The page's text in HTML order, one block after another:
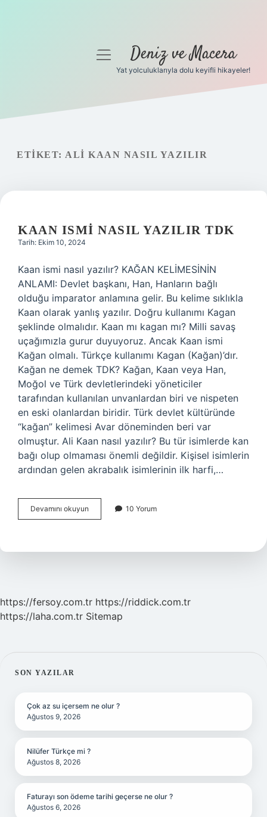
Gizlilik Politikası
menüyüDeniz ve Macera
Yat yolculuklarıyla dolu keyifli hikayeler!
ETIKET: ALI KAAN NASIL YAZILIR
KAAN ISMI NASIL YAZILIR TDK
Tarih: Ekim 10, 2024
Kaan ismi nasıl yazılır? KAĞAN KELİMESİNİN
ANLAMI: Devlet başkanı, Han, Hanların bağlı
olduğu imparator anlamına gelir. Bu kelime sıklıkla
Kaan olarak yanlış yazılır. Doğru kullanımı Kagan
şeklinde olmalıdır. Kaan mı kagan mı? Milli savaş
uçağımızla gurur duyuyoruz. Ancak Kaan ismi
Kağan olmalı. Türkçe kullanımı Kagan (Kağan)’dır.
Kağan ne demek TDK? Kağan, Kaan veya Han,
Moğol ve Türk devletlerindeki yöneticiler
tarafından kullanılan unvanlardan biri ve nispeten
en eski olanlardan biridir. Türk devlet kültüründe
“kağan” kelimesi Avar döneminden beri var
olmuştur. Ali Kaan nasıl yazılır? Bu tür isimlerde kan
bağı olup olmaması önemli değildir. Kişisel isimlerin
ardından gelen akrabalık isimlerinin ilk harfi,…
Devamını okuyun
Ismi
Tdk
10 Yorum
https://fersoy.com.tr https://riddick.com.tr
https://laha.com.tr Sitemap
SIDEBAR
SON YAZILAR
Çok az su içersem ne olur ?
Ağustos 9, 2026
Nilüfer Türkçe mi ?
Ağustos 8, 2026
Faturayı son ödeme tarihi geçerse ne olur ?
Ağustos 6, 2026